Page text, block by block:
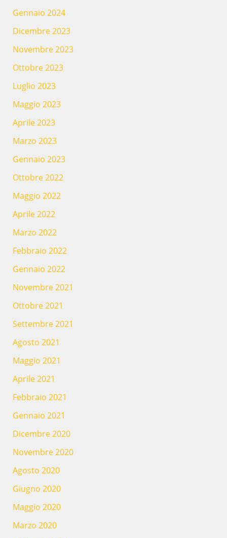
Gennaio 2024
Dicembre 2023
Novembre 2023
Ottobre 2023
Luglio 2023
Maggio 2023
Aprile 2023
Marzo 2023
Gennaio 2023
Ottobre 2022
Maggio 2022
Aprile 2022
Marzo 2022
Febbraio 2022
Gennaio 2022
Novembre 2021
Ottobre 2021
Settembre 2021
Agosto 2021
Maggio 2021
Aprile 2021
Febbraio 2021
Gennaio 2021
Dicembre 2020
Novembre 2020
Agosto 2020
Giugno 2020
Maggio 2020
Marzo 2020